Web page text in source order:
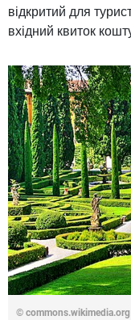
відкритий для
вхідний квиток
© commons.wikimedia.org